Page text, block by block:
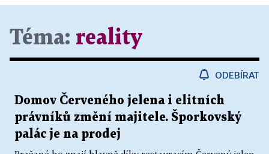
Téma: reality
ODEBÍRAT
Domov Červeného jelena i elitních
právníků změní majitele. Šporkovský
palác je na prodej